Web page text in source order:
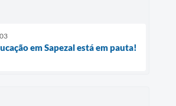
em Sapezal está em pauta!